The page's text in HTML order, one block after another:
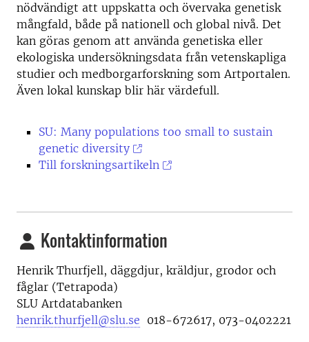
nödvändigt att uppskatta och övervaka genetisk
mångfald, både på nationell och global nivå. Det
kan göras genom att använda genetiska eller
ekologiska undersökningsdata från vetenskapliga
studier och medborgarforskning som Artportalen.
Även lokal kunskap blir här värdefull.
SU: Many populations too small to sustain
genetic diversity
Till forskningsartikeln
Kontaktinformation
Henrik Thurfjell, däggdjur, kräldjur, grodor och
fåglar (Tetrapoda)
SLU Artdatabanken
henrik.thurfjell@slu.se 018-672617, 073-0402221